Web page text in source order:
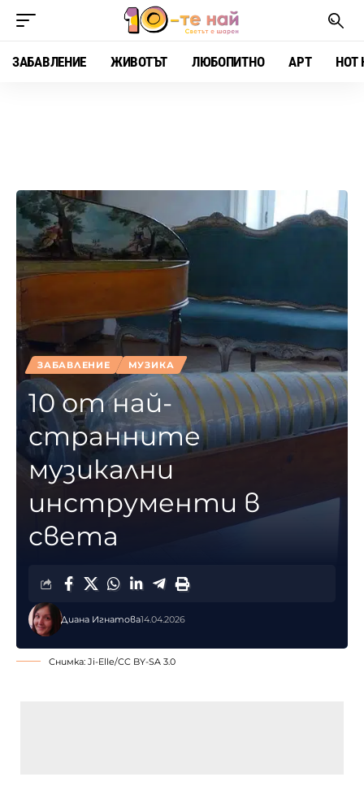
ЗАБАВЛЕНИЕ ЖИВОТЪТ ЛЮБОПИТНО АРТ HOT
ЗАБАВЛЕНИЕ МУЗИКА
10 от най-
странните
музикални
инструменти в
света
Диана Игнатова14.04.2026
Снимка: Ji-Elle/CC BY-SA 3.0